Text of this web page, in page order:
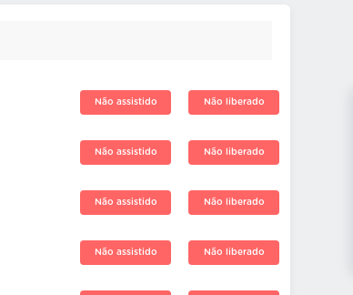
Não assistido Não liberado
Não assistido Não liberado
Não assistido Não liberado
Não assistido Não liberado